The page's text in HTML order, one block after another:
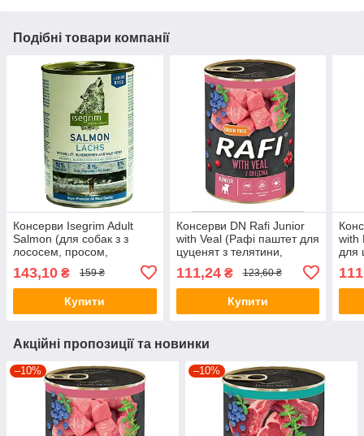
Подібні товари компанії
Консерви Isegrim Adult
Salmon (для собак з з
лососем, просом,
чорницею та травам) 400г
143,10 ₴ 159 ₴
Купити
Консерви DN Rafi Junior
with Veal (Рафі паштет для
цуценят з телятини,
400г.
111,24₴ 123,60 ₴
Купити
with
для
400г.
Акційні пропозиції та новинки
–10% –10%